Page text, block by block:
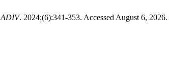
ADIV. 2024;(6):341-353. Accessed August 6, 2026.